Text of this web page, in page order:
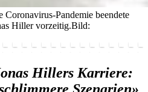
Pandemie beendete
Hiller vorzeitig.Bild:
Hillers Karriere:
Szenarien»